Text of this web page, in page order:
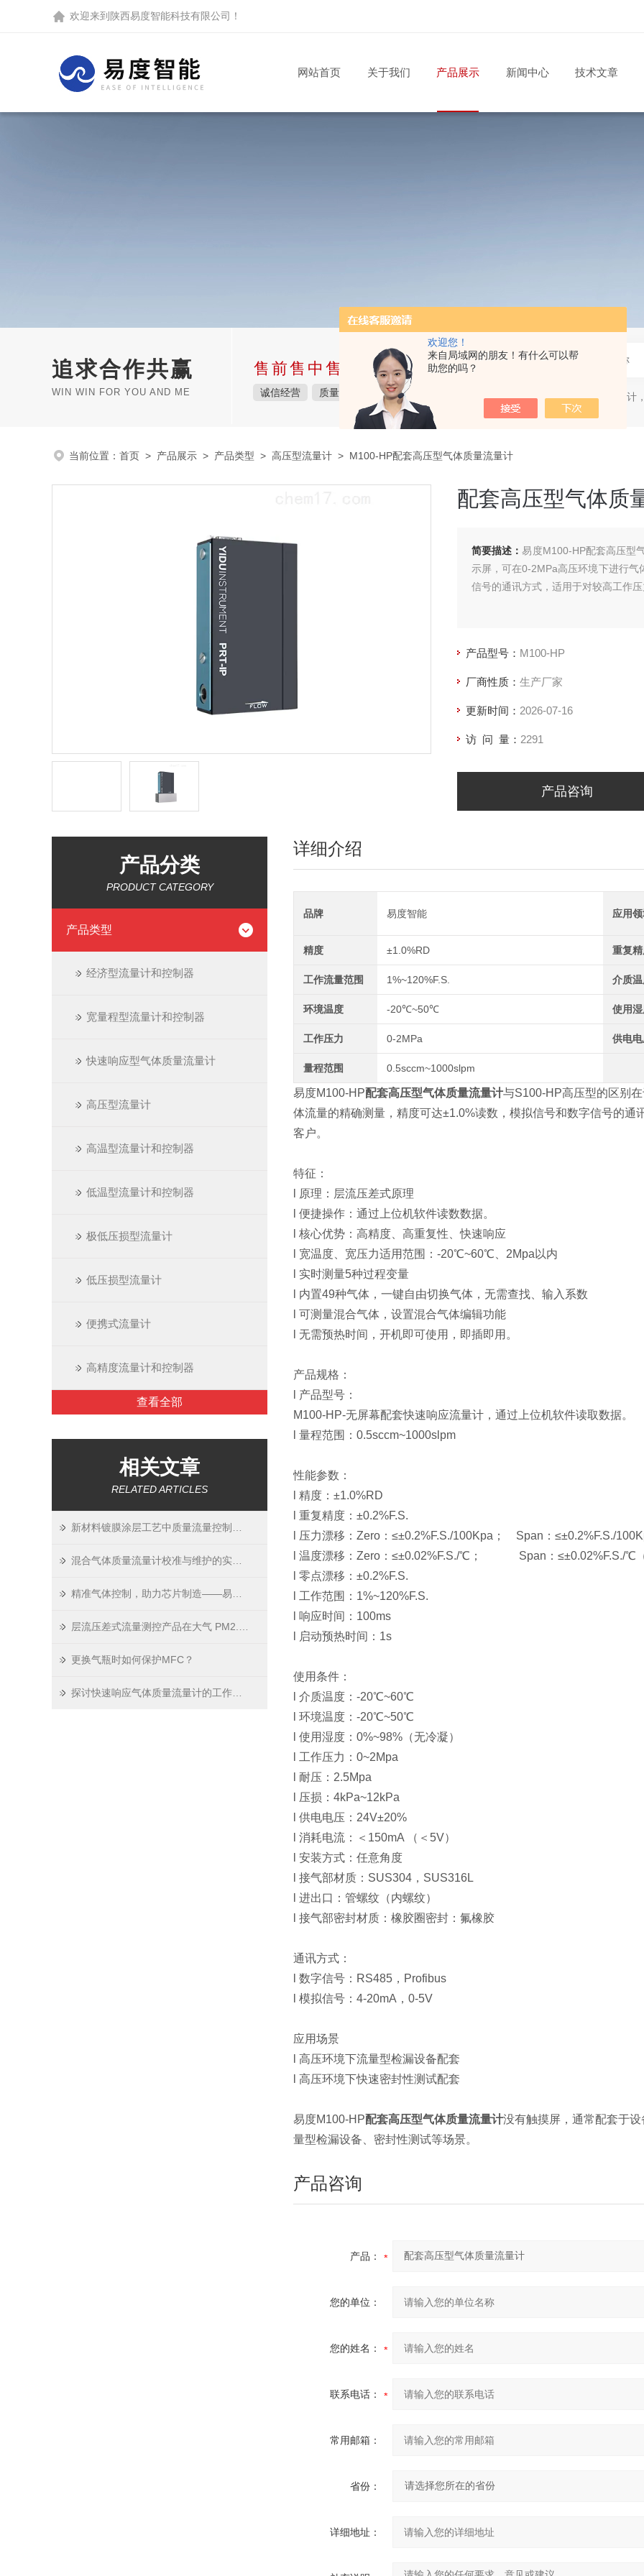
欢迎您！
来自局域网的朋友！有什么可以帮
助您的吗？
欢迎来到 陕西易度智能科技有限公司 ！
网站首页 关于我们 产品展示 新闻中心 技术文章
追求合作共赢
WIN WIN FOR YOU AND ME
售前售中售后完整的服务体系
诚信经营 质量保障 价格实惠 热门关键词：质量流量计，
当前位置： 首页 > 产品展示 > 产品类型 > 高压型流量计 > M100-HP配套高压型气体质量流量计
配套高压型气体质
简要描述：易度M100-HP配套高压型
示屏，可在0-2MPa高压环境下进行
信号的通讯方式，适用于对较高工作
产品型号： M100-HP
厂商性质： 生产厂家
更新时间： 2026-07-16
访 问 量： 2291
产品咨询
产品分类
PRODUCT CATEGORY
产品类型
经济型流量计和控制器
宽量程型流量计和控制器
快速响应型气体质量流量计
高压型流量计
高温型流量计和控制器
低温型流量计和控制器
极低压损型流量计
低压损型流量计
便携式流量计
高精度流量计和控制器
查看全部
相关文章
RELATED ARTICLES
更换气瓶时如何保护MFC？
详细介绍
品牌 易度智能 应用
精度 ±1.0%RD 重复
工作流量范围 1%~120%F.S. 介质
环境温度 -20℃~50℃ 使用
工作压力 0-2MPa 供电
量程范围 0.5sccm~1000slpm
易度M100-HP配套高压型气体质量流量计与S100-HP高压型的区别
体流量的精确测量，精度可达±1.0%读数，模拟信号和数字信号的
客户。
特征：
l 原理：层流压差式原理
l 便捷操作：通过上位机软件读数数据。
l 核心优势：高精度、高重复性、快速响应
l 宽温度、宽压力适用范围：-20℃~60℃、2Mpa以内
l 实时测量5种过程变量
l 内置49种气体，一键自由切换气体，无需查找、输入系数
l 可测量混合气体，设置混合气体编辑功能
l 无需预热时间，开机即可使用，即插即用。
产品规格：
l 产品型号：
M100-HP-无屏幕配套快速响应流量计，通过上位机软件读取数据。
l 量程范围：0.5sccm~1000slpm
性能参数：
l 精度：±1.0%RD
l 重复精度：±0.2%F.S.
l 压力漂移：Zero：≤±0.2%F.S./100Kpa； Span：≤±0.2%F.S./
l 温度漂移：Zero：≤±0.02%F.S./℃； Span：≤±0.02%F.S./℃（
l 零点漂移：±0.2%F.S.
l 工作范围：1%~120%F.S.
l 响应时间：100ms
l 启动预热时间：1s
使用条件：
l 介质温度：-20℃~60℃
l 环境温度：-20℃~50℃
l 使用湿度：0%~98%（无冷凝）
l 工作压力：0~2Mpa
l 耐压：2.5Mpa
l 压损：4kPa~12kPa
l 供电电压：24V±20%
l 消耗电流：＜150mA （＜5V）
l 安装方式：任意角度
l 接气部材质：SUS304，SUS316L
l 进出口：管螺纹（内螺纹）
l 接气部密封材质：橡胶圈密封：氟橡胶
通讯方式：
l 数字信号：RS485，Profibus
l 模拟信号：4-20mA，0-5V
应用场景
l 高压环境下流量型检漏设备配套
l 高压环境下快速密封性测试配套
易度M100-HP配套高压型气体质量流量计没有触摸屏，通常配套于
量型检漏设备、密封性测试等场景。
产品咨询
产品：
您的单位：
您的姓名：
联系电话：
常用邮箱：
省份：
详细地址：